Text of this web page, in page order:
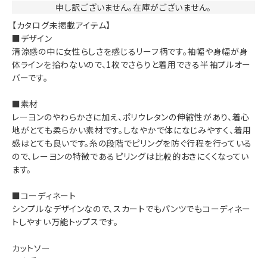
申し訳ございません。在庫がございません。
【カタログ未掲載アイテム】
■デザイン
清涼感の中に女性らしさを感じるリーフ柄です。袖幅や身幅が身
体ラインを拾わないので、1枚でさらりと着用できる半袖プルオー
バーです。
■素材
レーヨンのやわらかさに加え、ポリウレタンの伸縮性があり、着心
地がとても柔らかい素材です。しなやかで体になじみやすく、着用
感はとても良いです。糸の段階でピリングを防ぐ行程を行っている
ので、レーヨンの特徴であるピリングは比較的おきにくくなってい
ます。
■コーディネート
シンプルなデザインなので、スカートでもパンツでもコーディネー
トしやすい万能トップスです。
カットソー